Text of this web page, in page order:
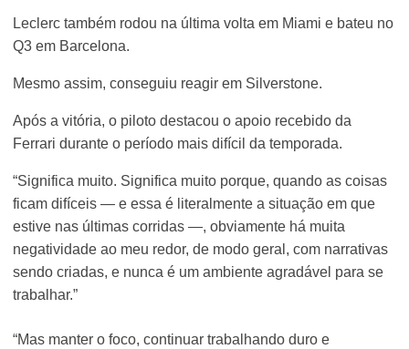
Leclerc também rodou na última volta em Miami e bateu no
Q3 em Barcelona.
Mesmo assim, conseguiu reagir em Silverstone.
Após a vitória, o piloto destacou o apoio recebido da
Ferrari durante o período mais difícil da temporada.
“Significa muito. Significa muito porque, quando as coisas
ficam difíceis — e essa é literalmente a situação em que
estive nas últimas corridas —, obviamente há muita
negatividade ao meu redor, de modo geral, com narrativas
sendo criadas, e nunca é um ambiente agradável para se
trabalhar.”
“Mas manter o foco, continuar trabalhando duro e